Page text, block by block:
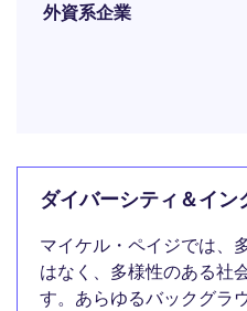
外資系企業
ダイバーシティ＆イン
マイケル・ペイジでは、
はなく、多様性のある社
す。あらゆるバックグラ